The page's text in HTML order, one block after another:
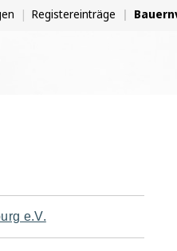
Registereinträge
e.V.